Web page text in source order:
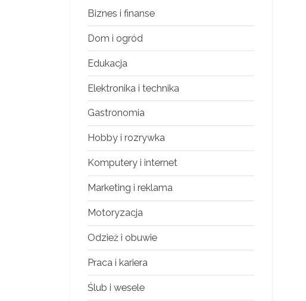
Biznes i finanse
Dom i ogród
Edukacja
Elektronika i technika
Gastronomia
Hobby i rozrywka
Komputery i internet
Marketing i reklama
Motoryzacja
Odzież i obuwie
Praca i kariera
Ślub i wesele